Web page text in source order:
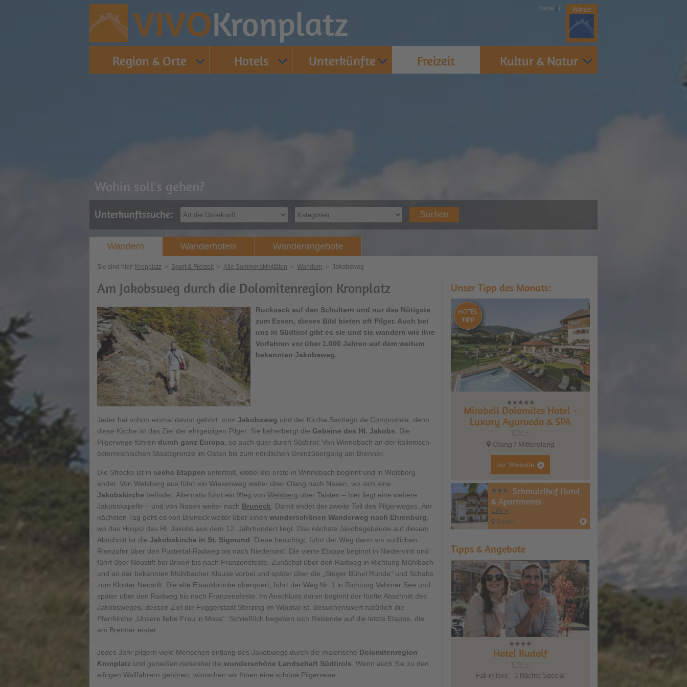
VIVOKronplatz
Wohin soll's gehen?
Unterkunftssuche: Suchen
Region & Orte Hotels Unterkünfte Freizeit Kultur & Natur
Home it
Wandern Wanderhotels Wanderangebote
Sie sind hier: Kronplatz > Sport & Freizeit > Alle Sommeraktivitäten > Wandern > Jakobsweg
Am Jakobsweg durch die Dolomitenregion Kronplatz
Rucksack auf den Schultern und nur das Nötigste
zum Essen, dieses Bild bieten oft Pilger. Auch bei
uns in Südtirol gibt es sie und sie wandern wie ihre
Vorfahren vor über 1.000 Jahren auf dem weitum
bekannten Jakobsweg.
Jeder hat schon einmal davon gehört: vom Jakobsweg und der Kirche Santiago de Compostela, denn
diese Kirche ist das Ziel der ehrgeizigen Pilger. Sie beherbergt die Gebeine des Hl. Jakobs . Die
Pilgerwege führen durch ganz Europa , so auch quer durch Südtirol: Von Winnebach an der italienisch-
österreichischen Staatsgrenze im Osten bis zum nördlichen Grenzübergang am Brenner.
Die Strecke ist in sechs Etappen unterteilt, wobei die erste in Winnebach beginnt und in Welsberg
endet. Von Welsberg aus führt ein Wiesenweg weiter über Olang nach Nasen, wo sich eine
Jakobskirche befindet. Alternativ führt ein Weg von Welsberg über Taisten – hier liegt eine weitere
Jakobskapelle – und von Nasen weiter nach Bruneck . Damit endet der zweite Teil des Pilgerweges. Am
nächsten Tag geht es von Bruneck weiter über einen wunderschönen Wanderweg nach Ehrenburg
wo das Hospiz des Hl. Jakobs aus dem 12. Jahrhundert liegt. Das nächste Jakobsgebäude auf diesem
Abschnitt ist die Jakobskirche in St. Sigmund . Diese besichtigt, führt der Weg dann am südlichen
Rienzufer über den Pustertal-Radweg bis nach Niedervintl. Die vierte Etappe beginnt in Niedervintl und
führt über Neustift bei Brixen bis nach Franzensfeste. Zunächst über den Radweg in Richtung Mühlbach
und an der bekannten Mühlbacher Klause vorbei und später über die „Steger Bühel Runde“ und Schabs
zum Kloster Neustift. Die alte Eisackbrücke überquert, führt der Weg Nr. 1 in Richtung Vahrner See und
später über den Radweg bis nach Franzensfeste. Im Anschluss daran beginnt der fünfte Abschnitt des
Jakobsweges, dessen Ziel die Fuggerstadt Sterzing im Wipptal ist. Besuchenswert natürlich die
Pfarrkirche „Unsere liebe Frau in Moss“. Schließlich begeben sich Reisende auf die letzte Etappe, die
am Brenner endet.
Jedes Jahr pilgern viele Menschen entlang des Jakobwegs durch die malerische Dolomitenregion
Kronplatz und genießen nebenbei die wunderschöne Landschaft Südtirols . Wenn auch Sie zu den
eifrigen Wallfahrern gehören, wünschen wir Ihnen eine schöne Pilgerreise.
Unser Tipp des Monats:
HOTEL
TIPP
Mirabell Dolomites Hotel -
Luxury Ayurveda & SPA
Olang / Mitterolang
zur Website
Schmalzlhof Hotel
& Apartments
CIN +
Rasen
Tipps & Angebote
Hotel Rudolf
Fall in love - 3 Nächte Special